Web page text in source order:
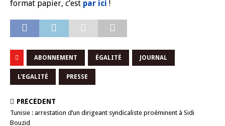
format papier, c’est par ici !
ABONNEMENT ÉGALITÉ JOURNAL
L'EGALITÉ PRESSE
PRÉCÉDENT
Tunisie : arrestation d’un dirigeant syndicaliste proéminent à Sidi
Bouzid